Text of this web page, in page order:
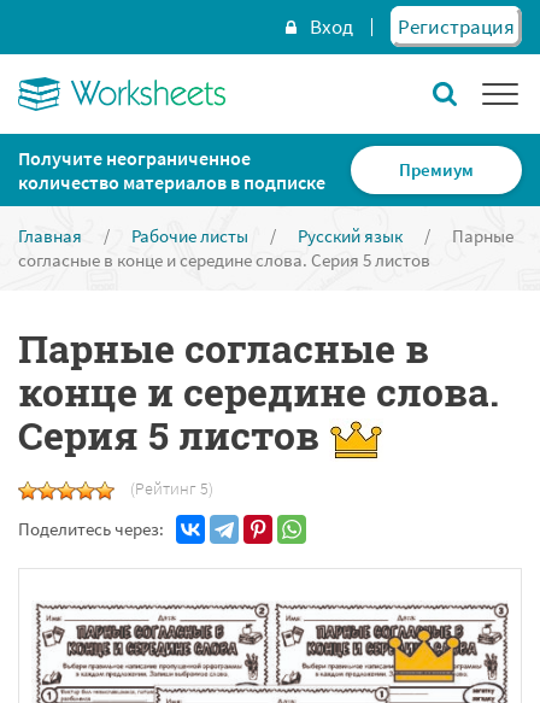
Вход Регистрация
Получите неограниченное
количество материалов в подписке
Премиум
Главная / Рабочие листы / Русский язык /
Парные
согласные в конце и середине слова. Серия 5 листов
Парные согласные в
конце и середине слова.
Серия 5 листов
(Рейтинг 5)
Поделитесь через: